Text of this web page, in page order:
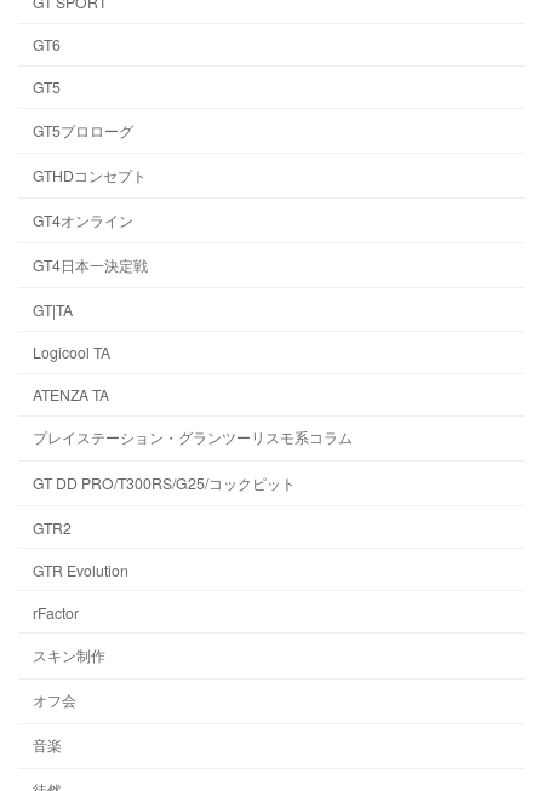
GT6
GT5
GT5プロローグ
GTHDコンセプト
GT4オンライン
GT4日本一決定戦
GT|TA
Logicool TA
ATENZA TA
プレイステーション・グランツーリスモ系コラム
GT DD PRO/T300RS/G25/コックピット
GTR2
GTR Evolution
rFactor
スキン制作
オフ会
音楽